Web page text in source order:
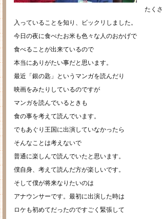
たく
入っていることを知り、ビックリしました。
今日の夜に食べたお米も色々な人のおかげで
食べることが出来ているので
本当にありがたい事だと思います。
最近「銀の匙」というマンガを読んだり
映画をみたりしているのですが
マンガを読んでいるときも
食の事を考えて読んでいます。
でもあぐり王国に出演していなかったら
そんなことは考えないで
普通に楽しんで読んでいたと思います。
僕自身、考えて読んだ方が楽しいです。
そして僕が将来なりたいのは
アナウンサーです。最初に出演した時は
ロケも初めてだったのですごく緊張して